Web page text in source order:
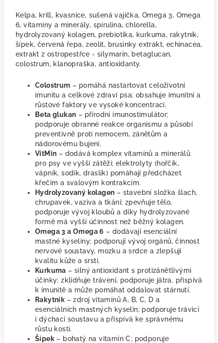
Kelpa, krill, kvasnice, sušená vajíčka, Omega 3, Omega
6, vitamíny a minerály, spirulina, chlorella,
hydrolyzovaný kolagen, prebiotika, kurkuma, rakytník,
šípek, červená řepa, zeolit, brusinky extrakt, echinacea,
extrakt z ostropestřce - silymarin, betaglucan,
colostrum, klanopraška, antioxidanty.
Colostrum – pomáhá nastartovat celoživotní
imunitu a celkové zdraví psa; obsahuje imunitní a
růstové faktory ve vysoké koncentraci.
Beta glukan – přírodní imunostimulátor;
podporuje obranné reakce organismu a působí
preventivně proti nemocem, zánětům a
nádorovému bujení.
VitMin – dodává komplex vitamínů a minerálů
pro psy ve vyšší zátěži; elektrolyty (hořčík,
vápník, sodík, draslík) pomáhají předcházet
křečím a svalovým kontrakcím.
Hydrolyzovaný kolagen – stavební složka šlach,
chrupavek, vaziva a tkání; zpevňuje tělo,
podporuje vývoj kloubů a díky hydrolyzované
formě má vyšší účinnost než běžný kolagen.
Omega 3 a Omega 6 – dodávají esenciální
mastné kyseliny; podporují vývoj orgánů, činnost
nervové soustavy, mozku a srdce a zlepšují
kvalitu kůže a srsti.
Kurkuma – silný antioxidant s protizánětlivými
účinky; zklidňuje trávení, podporuje játra, přispívá
k imunitě a může pomáhat oddalovat stárnutí.
Rakytník – zdroj vitamínů A, B, C, D a
esenciálních mastných kyselin; podporuje trávicí
i dýchací soustavu a přispívá ke správnému
růstu kostí.
Šípek – bohatý na vitamín C; podporuje